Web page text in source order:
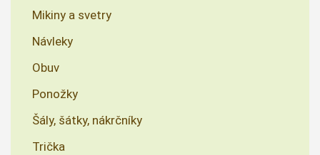
Mikiny a svetry
Návleky
Obuv
Ponožky
Šály, šátky, nákrčníky
Trička